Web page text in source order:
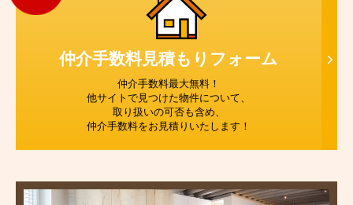
仲介手数料見積もり フォーム
仲介手数料最大無料！
他サイトで見つけた物件について、
取り扱いの可否も含め、
仲介手数料をお見積りいたします！